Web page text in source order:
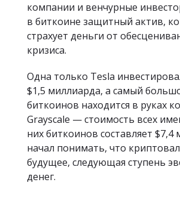
компании и венчурные
в биткоине защитный актив,
страхует деньги от
кризиса.
Одна только Tesla
$1,5 миллиарда, а самый
биткоинов находится в руках
Grayscale — стоимость всех
них биткоинов составляет
начал понимать, что
будущее, следующая ступень
денег.